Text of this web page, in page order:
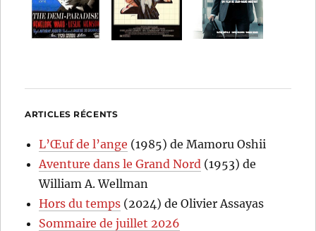
ARTICLES RÉCENTS
L’Œuf de l’ange (1985) de Mamoru Oshii
Aventure dans le Grand Nord (1953) de
William A. Wellman
Hors du temps (2024) de Olivier Assayas
Sommaire de juillet 2026